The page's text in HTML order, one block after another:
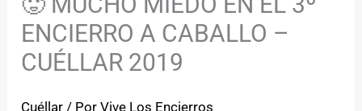
ENCIERRO A CABALLO –
CUÉLLAR 2019
Cuéllar / PorVive Los Encierros